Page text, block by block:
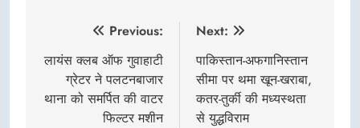
navigation
Previous:
लायंस क्लब ऑफ गुवाहाटी
ग्रेटर ने पलटनबाजार
थाना को समर्पित की वाटर
फिल्टर मशीन
Next:
पाकिस्तान-अफगानिस्तान
सीमा पर थमा खून-खराबा,
कतर-तुर्की की मध्यस्थता
से युद्धविराम